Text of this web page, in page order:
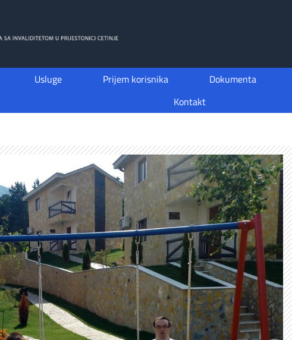
Usluge Prijem korisnika Dokumenta
Kontakt